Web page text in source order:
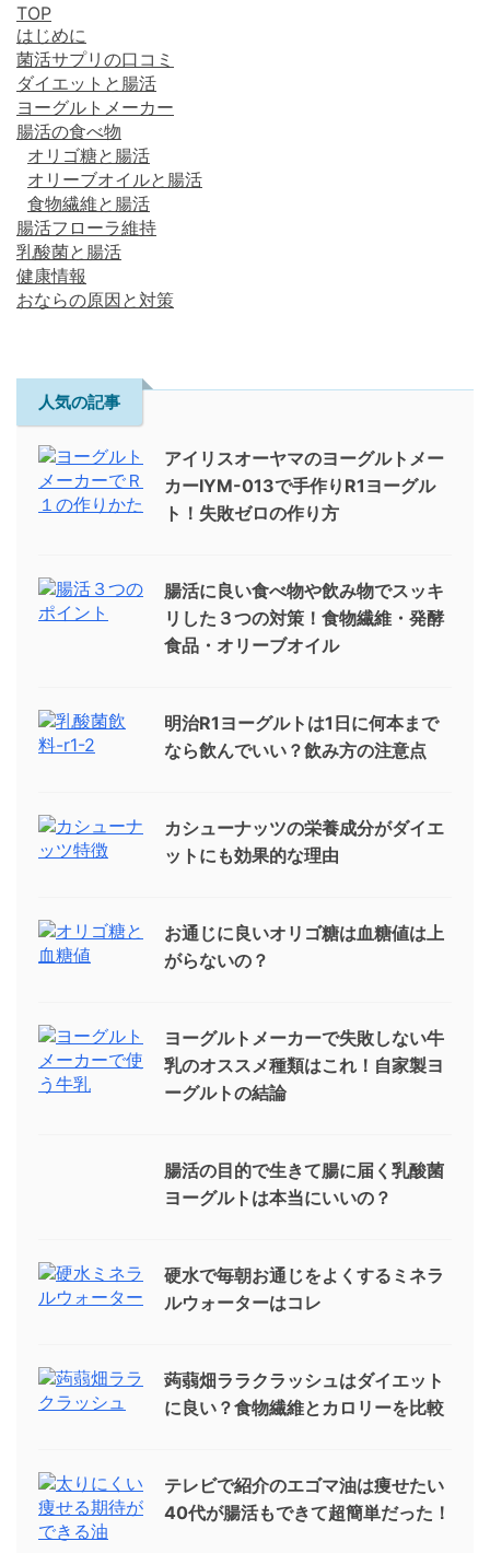
TOP
はじめに
菌活サプリの口コミ
ダイエットと腸活
ヨーグルトメーカー
腸活の食べ物
オリゴ糖と腸活
オリーブオイルと腸活
食物繊維と腸活
腸活フローラ維持
乳酸菌と腸活
健康情報
おならの原因と対策
人気の記事
アイリスオーヤマのヨーグルトメー
カーIYM-013で手作りR1ヨーグル
ト！失敗ゼロの作り方
腸活に良い食べ物や飲み物でスッキ
リした３つの対策！食物繊維・発酵
食品・オリーブオイル
明治R1ヨーグルトは1日に何本まで
なら飲んでいい？飲み方の注意点
カシューナッツの栄養成分がダイエ
ットにも効果的な理由
お通じに良いオリゴ糖は血糖値は上
がらないの？
ヨーグルトメーカーで失敗しない牛
乳のオススメ種類はこれ！自家製ヨ
ーグルトの結論
腸活の目的で生きて腸に届く乳酸菌
ヨーグルトは本当にいいの？
硬水で毎朝お通じをよくするミネラ
ルウォーターはコレ
蒟蒻畑ララクラッシュはダイエット
に良い？食物繊維とカロリーを比較
テレビで紹介のエゴマ油は痩せたい
40代が腸活もできて超簡単だった！